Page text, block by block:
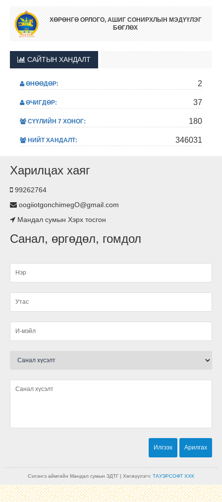
ХӨРӨНГӨ ОРЛОГО, АШИГ СОНИРХЛЫН МЭДҮҮЛЭГ
БӨГЛӨХ
САЙТЫН ХАНДАЛТ
ӨНӨӨДӨР: 2
ӨЧИГДӨР: 37
СҮҮЛИЙН 7 ХОНОГ: 180
НИЙТ ХАНДАЛТ: 346031
Харилцах хаяг
99262764
oogiiotgonchimegO@gmail.com
Мандал сумын Хэрх тосгон
Санал, өргөдөл, гомдол
Сэлэнгэ аймгийн Мандал сумын ЗДТГ | Хөгжүүлэгч: ТАУЭРСОФТ ХХК